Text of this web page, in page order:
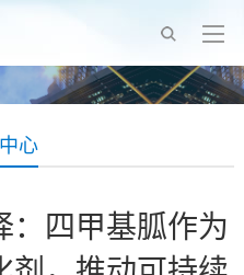
心
：四甲基胍作为